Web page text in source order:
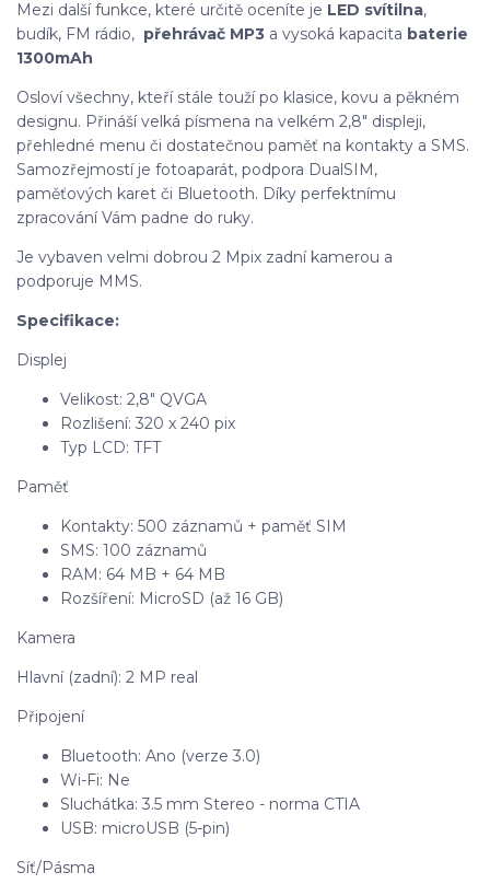
Mezi další funkce, které určitě oceníte je LED svítilna,
budík, FM rádio, přehrávač MP3 a vysoká kapacita baterie
1300mAh
Osloví všechny, kteří stále touží po klasice, kovu a pěkném
designu. Přináší velká písmena na velkém 2,8" displeji,
přehledné menu či dostatečnou paměť na kontakty a SMS.
Samozřejmostí je fotoaparát, podpora DualSIM,
paměťových karet či Bluetooth. Díky perfektnímu
zpracování Vám padne do ruky.
Je vybaven velmi dobrou 2 Mpix zadní kamerou a
podporuje MMS.
Specifikace:
Displej
Velikost: 2,8" QVGA
Rozlišení: 320 x 240 pix
Typ LCD: TFT
Paměť
Kontakty: 500 záznamů + paměť SIM
SMS: 100 záznamů
RAM: 64 MB + 64 MB
Rozšíření: MicroSD (až 16 GB)
Kamera
Hlavní (zadní): 2 MP real
Připojení
Bluetooth: Ano (verze 3.0)
Wi-Fi: Ne
Sluchátka: 3.5 mm Stereo - norma CTIA
USB: microUSB (5-pin)
Síť/Pásma